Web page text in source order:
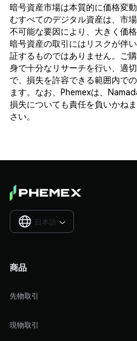
暗号資産市場は本質的に価格変
むすべてのデジタル資産は、市
不可能な要因により、大きく価
暗号資産の取引にはリスクが伴
証するものではありません。ご
身で十分なリサーチを行い、適
で、損失を許容できる範囲内で
ます。なお、Phemexは、
損失についても責任を負いかね
さい。
日本語 
商品
先物取引
現物取引